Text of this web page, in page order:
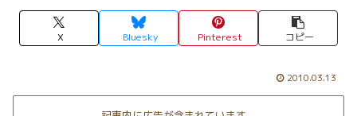
X Bluesky Pinterest コピー
2010.03.13